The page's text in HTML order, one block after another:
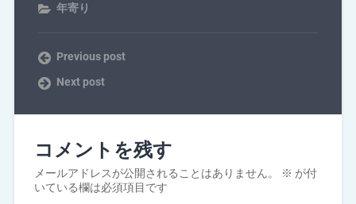
年寄り
Previous post
Next post
コメントを残す
メールアドレスが公開されることはありません。 ※ が付
いている欄は必須項目です